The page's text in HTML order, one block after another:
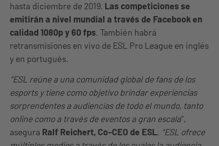
hasta diciembre de 2019. Las competiciones se
emitirán a nivel mundial a través de Facebook en
calidad 1080p y 60 fps. También habrá
retransmisiones en vivo de ESL Pro League en inglés
y en portugués.
“ESL reúne a una comunidad global de fans de los
esports y tiene como objetivo brindar experiencias
sorprendentes a audiencias de todo el mundo, tanto
online como a través de eventos a gran escala“,
asegura Ralf Reichert, Co-CEO de ESL. “ESL ofrece